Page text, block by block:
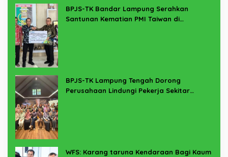
BPJS-TK Bandar Lampung Serahkan
Santunan Kematian PMI Taiwan di
BPJS-TK Lampung Tengah Dorong
Perusahaan Lindungi Pekerja Sekitar
WFS: Karang taruna Kendaraan Bagi Kaum